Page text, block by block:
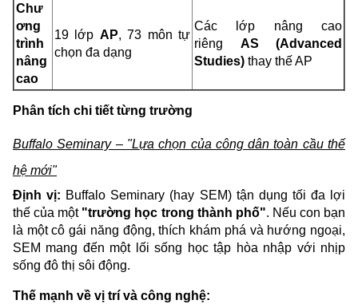
Chư
ơng
trình
nâng
cao
19 lớp AP, 73 môn tự
chọn đa dạng
Các lớp nâng cao
riêng AS (Advanced
Studies) thay thế AP
Phân tích chi tiết từng trường
Buffalo Seminary – "Lựa chọn của công dân toàn cầu thế
hệ mới"
Định vị: Buffalo Seminary (hay SEM) tận dụng tối đa lợi
thế của một "trường học trong thành phố". Nếu con bạn
là một cô gái năng động, thích khám phá và hướng ngoại,
SEM mang đến một lối sống học tập hòa nhập với nhịp
sống đô thị sôi động.
Thế mạnh về vị trí và công nghệ: